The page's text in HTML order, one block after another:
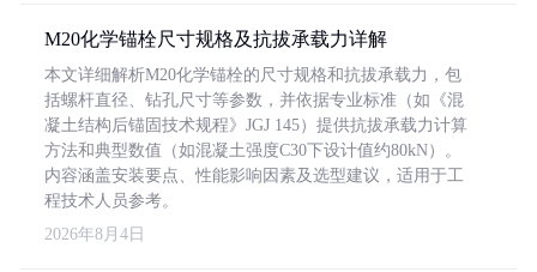
M20化学锚栓尺寸规格及抗拔承载力详解
本文详细解析M20化学锚栓的尺寸规格和抗拔承载力，包
括螺杆直径、钻孔尺寸等参数，并依据专业标准（如《混
凝土结构后锚固技术规程》JGJ 145）提供抗拔承载力计算
方法和典型数值（如混凝土强度C30下设计值约80kN）。
内容涵盖安装要点、性能影响因素及选型建议，适用于工
程技术人员参考。
2026年8月4日